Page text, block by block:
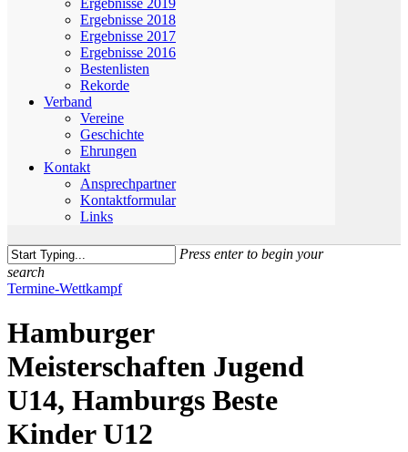
Ergebnisse 2019
Ergebnisse 2018
Ergebnisse 2017
Ergebnisse 2016
Bestenlisten
Rekorde
Verband
Vereine
Geschichte
Ehrungen
Kontakt
Ansprechpartner
Kontaktformular
Links
Press enter to begin your
search
Close
Termine-Wettkampf
Hamburger
Meisterschaften Jugend
U14, Hamburgs Beste
Kinder U12